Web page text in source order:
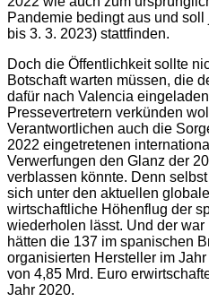
Pandemie bedingt aus und
bis 3. 3. 2023) stattfinden.
Doch die Öffentlichkeit sollte
Botschaft warten müssen, die
dafür nach Valencia
Pressevertretern verkünden
Verantwortlichen auch die
2022 eingetretenen
Verwerfungen den Glanz der
verblassen könnte. Denn
sich unter den aktuellen
wirtschaftliche Höhenflug der
wiederholen lässt. Und der war
hätten die 137 im spanischen
organisierten Hersteller im
von 4,85 Mrd. Euro
Jahr 2020.